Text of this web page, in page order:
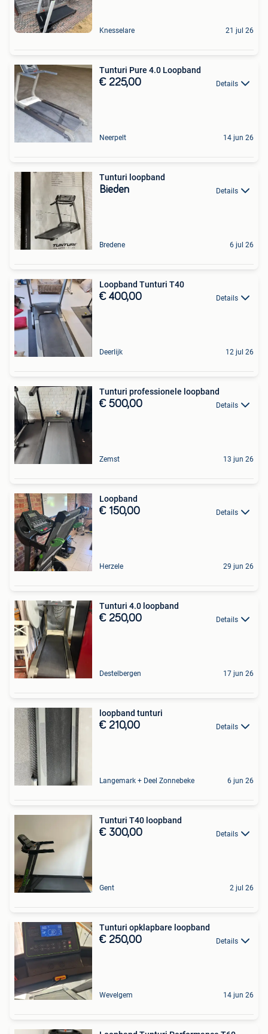
Knesselare 21 jul 26
Tunturi Pure 4.0 Loopband
€ 225,00 Details
Neerpelt 14 jun 26
Tunturi loopband
Bieden Details
Bredene 6 jul 26
Loopband Tunturi T40
€ 400,00 Details
Deerlijk 12 jul 26
Tunturi professionele loopband
€ 500,00 Details
Zemst 13 jun 26
Loopband
€ 150,00 Details
Herzele 29 jun 26
Tunturi 4.0 loopband
€ 250,00 Details
Destelbergen 17 jun 26
loopband tunturi
€ 210,00 Details
Langemark + Deel Zonnebeke 6 jun 26
Tunturi T40 loopband
€ 300,00 Details
Gent 2 jul 26
Tunturi opklapbare loopband
€ 250,00 Details
Wevelgem 14 jun 26